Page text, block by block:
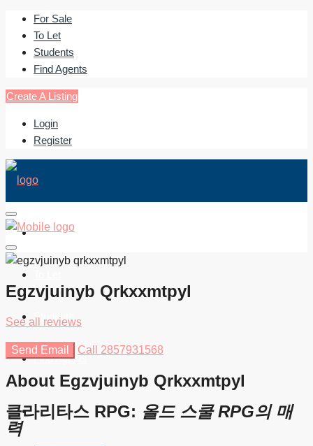
For Sale
To Let
Students
Find Agents
Create A Listing
Login
Register
For Sale
Students
Find Agents
Egzvjuinyb Qrkxxmtpyl
See all reviews
Send Email Call 2857931568
About Egzvjuinyb Qrkxxmtpyl
클라리타스 RPG: 올드 스쿨 RPG의 매
력